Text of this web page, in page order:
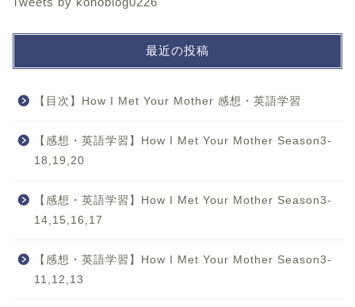
最近の投稿
【目次】How I Met Your Mother 感想・英語学習
【感想・英語学習】How I Met Your Mother Season3-
18,19,20
【感想・英語学習】How I Met Your Mother Season3-
14,15,16,17
【感想・英語学習】How I Met Your Mother Season3-
11,12,13